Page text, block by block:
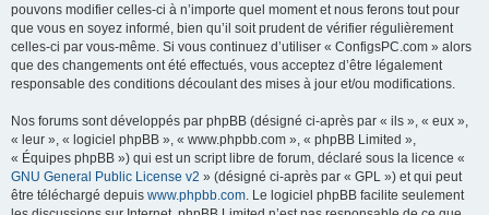
pouvons modifier celles-ci à n’importe quel moment et nous ferons tout pour
que vous en soyez informé, bien qu’il soit prudent de vérifier régulièrement
celles-ci par vous-même. Si vous continuez d’utiliser « ConfigsPC.com » alors
que des changements ont été effectués, vous acceptez d’être légalement
responsable des conditions découlant des mises à jour et/ou modifications.
Nos forums sont développés par phpBB (désigné ci-après par « ils », « eux »,
« leur », « logiciel phpBB », « www.phpbb.com », « phpBB Limited »,
« Équipes phpBB ») qui est un script libre de forum, déclaré sous la licence «
GNU General Public License v2 » (désigné ci-après par « GPL ») et qui peut
être téléchargé depuis www.phpbb.com. Le logiciel phpBB facilite seulement